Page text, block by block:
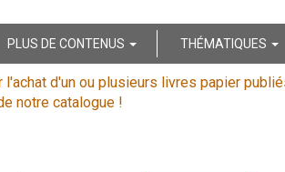
PLUS DE CONTENUS THÉMATIQUES
l'achat d'un ou plusieurs livres papier
notre catalogue !